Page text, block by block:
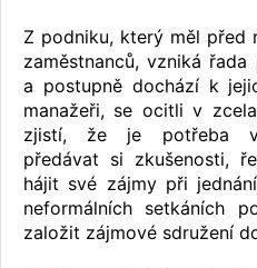
Z podniku, který měl před
zaměstnanců, vzniká
a postupně dochází k
manažeři, se ocitli v
zjistí, že je potřeba
předávat si zkušenosti,
hájit své zájmy při
neformálních setkáních
založit zájmové sdružení